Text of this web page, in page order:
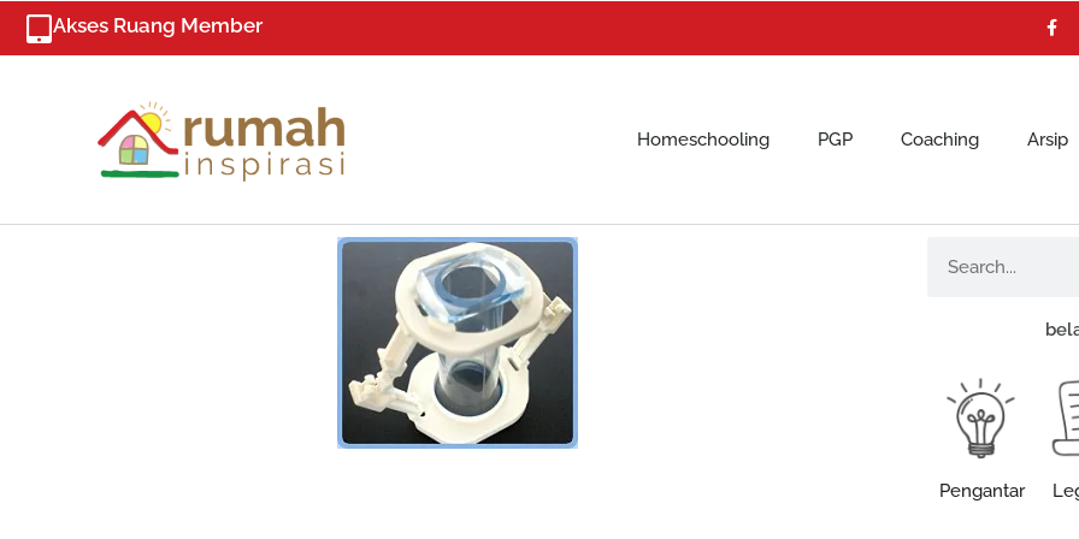
Skip
content
Akses Ruang Member
a
c
e
Homeschooling PGP Coaching Arsip
Pengantar